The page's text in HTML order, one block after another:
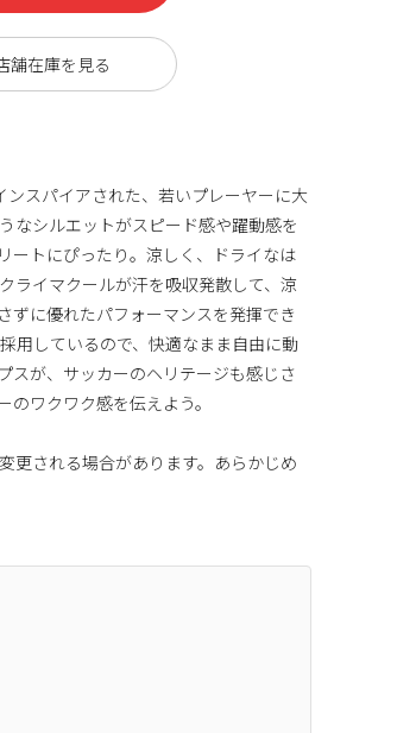
ンスパイアされた、若いプレーヤーに大
なシルエットがスピード感や躍動感を
ートにぴったり。涼しく、ドライなは
ライマクールが汗を吸収発散して、涼
ずに優れたパフォーマンスを発揮でき
用しているので、快適なまま自由に動
スが、サッカーのヘリテージも感じさ
ワクワク感を伝えよう。
更される場合があります。あらかじめ